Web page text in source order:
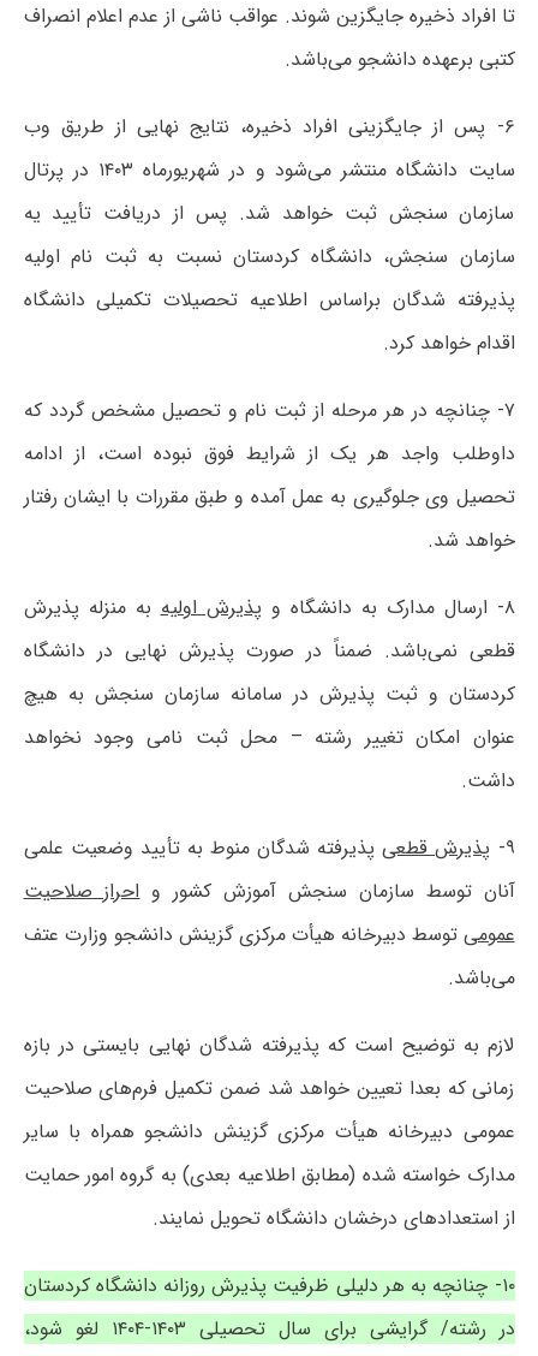
تا افراد ذخیره جایگزین شوند. عواقب ناشی از عدم اعلام انصراف
کتبی برعهده دانشجو می‌باشد.
۶- پس از جایگزینی افراد ذخیره، نتایج نهایی از طریق وب
سایت دانشگاه منتشر می‌شود و در شهریورماه ۱۴۰۳ در پرتال
سازمان سنجش ثبت خواهد شد. پس از دریافت تأیید یه
سازمان سنجش، دانشگاه کردستان نسبت به ثبت نام اولیه
پذیرفته شدگان براساس اطلاعیه تحصیلات تکمیلی دانشگاه
اقدام خواهد کرد.
۷- چنانچه در هر مرحله از ثبت نام و تحصیل مشخص گردد که
داوطلب واجد هر یک از شرایط فوق نبوده است، از ادامه
تحصیل وی جلوگیری به عمل آمده و طبق مقررات با ایشان رفتار
خواهد شد.
۸- ارسال مدارک به دانشگاه و پذیرش اولیهبه منزله پذیرش
قطعی نمی‌باشد. ضمناً در صورت پذیرش نهایی در دانشگاه
کردستان و ثبت پذیرش در سامانه سازمان سنجش به هیچ
عنوان امکان تغییر رشته – محل ثبت نامی وجود نخواهد
داشت.
۹- پذیرش قطعیپذیرفته شدگان منوط به تأیید وضعیت علمی
آنان توسط سازمان سنجش آموزش کشور واحراز صلاحیت
عمومی توسط دبیرخانه هیأت مرکزی گزینش دانشجو وزارت عتف
می‌باشد.
لازم به توضیح است که پذیرفته شدگان نهایی بایستی در بازه
زمانی که بعدا تعیین خواهد شد ضمن تکمیل فرم‌های صلاحیت
عمومی دبیرخانه هیأت مرکزی گزینش دانشجو همراه با سایر
مدارک خواسته شده (مطابق اطلاعیه بعدی) به گروه امور حمایت
از استعدادهای درخشان دانشگاه تحویل نمایند.
۱۰- چنانچه به هر دلیلی ظرفیت پذیرش روزانه دانشگاه کردستان
در رشته/ گرایشی برای سال تحصیلی ۱۴۰۳-۱۴۰۴ لغو شود،